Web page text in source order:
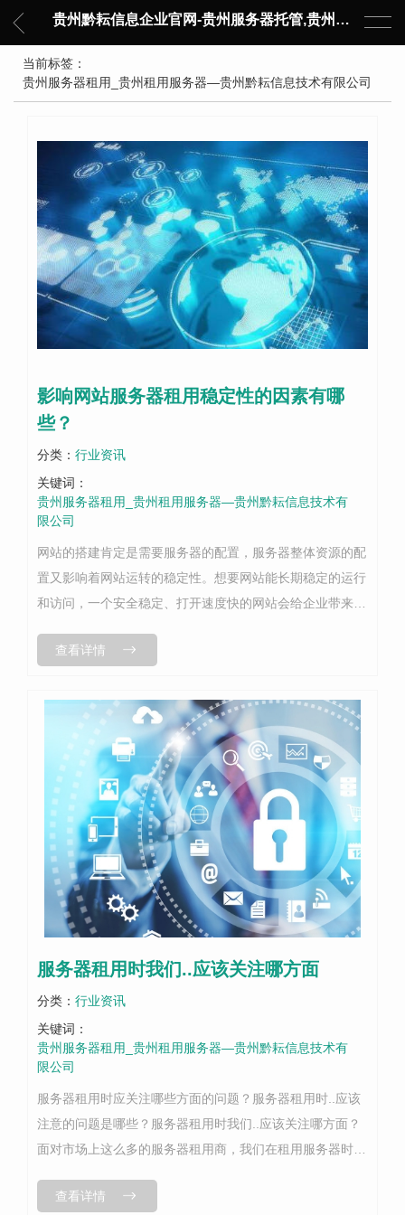
贵州黔耘信息企业官网-贵州服务器托管,贵州主机托管,云服务器托管,数据中心托管,网络设备托管,服务器租用,托管服务提供商,服务器管理-黔耘信息 贵州数据中心机柜租用-专业贵州IDC托管服务器维修
当前标签：
贵州服务器租用_贵州租用服务器—贵州黔耘信息技术有限公司
影响网站服务器租用稳定性的因素有哪
些？
分类： 行业资讯
关键词：
贵州服务器租用_贵州租用服务器—贵州黔耘信息技术有
限公司
网站的搭建肯定是需要服务器的配置，服务器整体资源的配
置又影响着网站运转的稳定性。想要网站能长期稳定的运行
和访问，一个安全稳定、打开速度快的网站会给企业带来很
的搜索引擎排名。那么影响网站服务...
查看详情
服务器租用时我们..应该关注哪方面
分类： 行业资讯
关键词：
贵州服务器租用_贵州租用服务器—贵州黔耘信息技术有
限公司
服务器租用时应关注哪些方面的问题？服务器租用时..应该
注意的问题是哪些？服务器租用时我们..应该关注哪方面？
面对市场上这么多的服务器租用商，我们在租用服务器时..
否也苦恼过？..这篇文章就...
查看详情